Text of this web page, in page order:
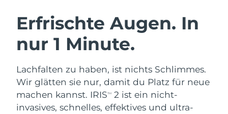
Erfrischte Augen. In
nur 1 Minute.
Lachfalten zu haben, ist nichts Schlimmes.
Wir glätten sie nur, damit du Platz für neue
machen kannst. IRISTM
2 ist ein nicht-
invasives, schnelles, effektives und ultra-
LUNA™ 4 Set
Anti-aging massage
BEAR™ 2 Set
Microcurrent toning
Österreich Erwartete Lieferung
Bahrain Erwartete Lieferung
Belgien Erwartete Lieferung 8/9/26
Bermuda Erwartete Lieferung